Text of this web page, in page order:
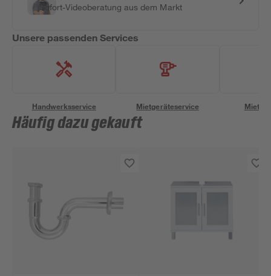
Sofort-Videoberatung aus dem Markt
Unsere passenden Services
Handwerksservice Mietgeräteservice
Häufig dazu gekauft